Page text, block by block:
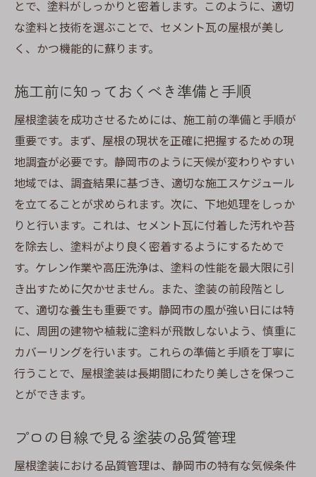
とで、塗料がしっかりと密着します。このように、適切
な塗料と技術を選ぶことで、セメント瓦の屋根が美し
く、かつ機能的に蘇ります。
施工前に知っておくべき準備と手順
屋根塗装を成功させるためには、施工前の準備と手順が
重要です。まず、屋根の現状を正確に把握するための現
地調査が必要です。静岡市のように天候が変わりやすい
地域では、調査結果に基づき、適切な施工スケジュール
を立てることが求められます。次に、下地処理をしっか
りと行います。これは、セメント瓦に付着した汚れや苔
を除去し、塗料がより良く密着するようにするためで
す。ケレン作業や高圧洗浄は、塗料の性能を最大限に引
き出すために欠かせません。また、塗装の前段階とし
て、適切な養生も重要です。静岡市の風が強い日には特
に、周囲の建物や植栽に塗料が飛散しないよう、慎重に
カバーリングを行います。これらの準備と手順を丁寧に
行うことで、屋根塗装は長期間にわたり美しさを保つこ
とができます。
プロの目線で見る塗装の品質管理
屋根塗装における品質管理は、静岡市の特有な気候条件